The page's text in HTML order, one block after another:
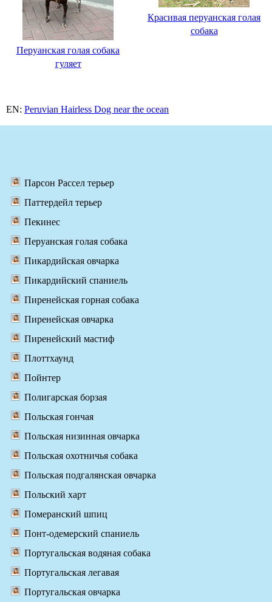
Перуанская голая собака
гуляет
Красивая перуанская голая
собака
EN: Peruvian Hairless Dog near the ocean
Парсон Рассел терьер
Паттердейл терьер
Пекинес
Перуанская голая собака
Пикардийская овчарка
Пикардийский спаниель
Пиренейская горная собака
Пиренейская овчарка
Пиренейский мастиф
Плоттхаунд
Пойнтер
Полигарская борзая
Польская гончая
Польская низинная овчарка
Польская охотничья собака
Польская подгалянская овчарка
Польский харт
Померанский шпиц
Понт-одемерский спаниель
Португальская водяная собака
Португальская легавая
Португальская овчарка